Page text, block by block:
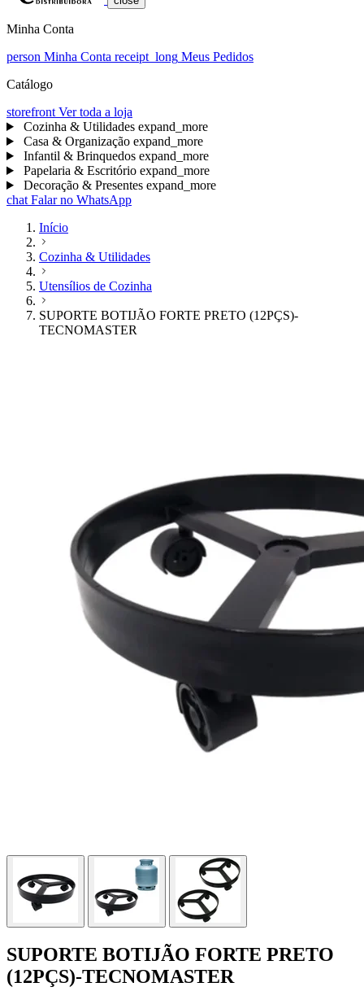
Minha Conta
person Minha Conta receipt_long Meus Pedidos
Catálogo
storefront Ver toda a loja
Cozinha & Utilidades expand_more
Casa & Organização expand_more
Infantil & Brinquedos expand_more
Papelaria & Escritório expand_more
Decoração & Presentes expand_more
chat Falar no WhatsApp
Início
Cozinha & Utilidades
Utensílios de Cozinha
SUPORTE BOTIJÃO FORTE PRETO (12PÇS)-
TECNOMASTER
SUPORTE BOTIJÃO FORTE PRETO
(12PÇS)-TECNOMASTER